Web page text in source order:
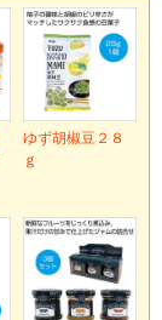
ゆず胡椒豆２８
ｇ